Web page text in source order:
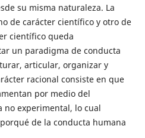
su misma naturaleza. La
de carácter científico y otro de
científico queda
un paradigma de conducta
articular, organizar y
racional consiste en que
por medio del
no experimental, lo cual
de la conducta humana